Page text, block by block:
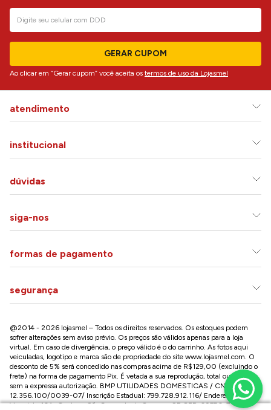
GERAR CUPOM
Ao clicar em “Gerar cupom” você aceita os termos de uso da Lojasmel
atendimento
institucional
dúvidas
siga-nos
formas de pagamento
segurança
@2014 - 2026 lojasmel – Todos os direitos reservados. Os estoques podem
sofrer alterações sem aviso prévio. Os preços são válidos apenas para a loja
virtual. Em caso de divergência, o preço válido é o do carrinho. As fotos aqui
veiculadas, logotipo e marca são de propriedade do site www.lojasmel.com. O
desconto de 5% será concedido nas compras acima de R$129,00 (excluindo o
frete) na forma de pagamento Pix. É vetada a sua reprodução, total ou parcial,
sem a expressa autorização. BMP UTILIDADES DOMESTICAS / CNPJ:
12.356.100/0039-07/ Inscrição Estadual: 799.728.912.116/ Endereço: R José
Versolato,101 , Centro – São Bernardo do Campo - SP CEP: 09750-730